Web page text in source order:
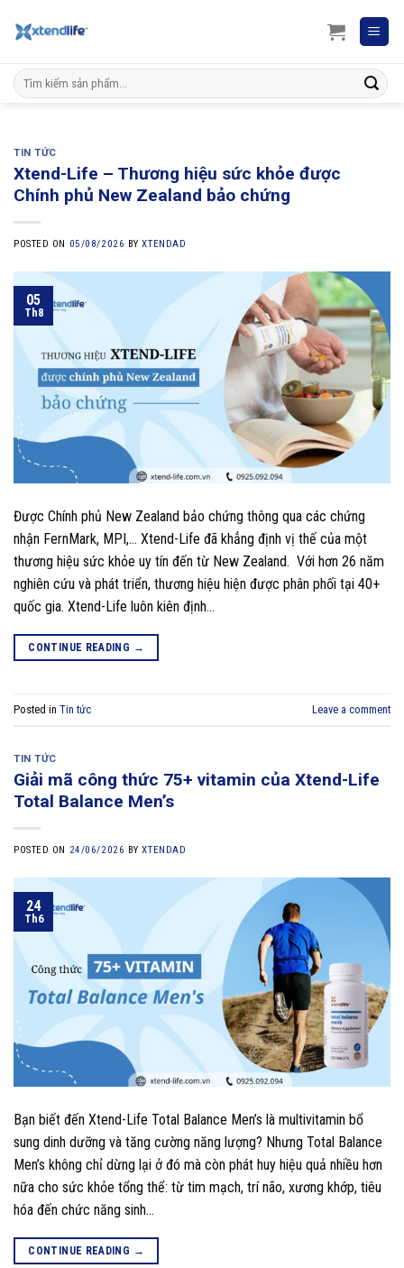
Search
for:
TIN TỨC
Xtend-Life – Thương hiệu sức khỏe được
Chính phủ New Zealand bảo chứng
POSTED ON 05/08/2026 BYXTENDAD
05
Th8
Được Chính phủ New Zealand bảo chứng thông qua các chứng
nhận FernMark, MPI,… Xtend-Life đã khẳng định vị thế của một
thương hiệu sức khỏe uy tín đến từ New Zealand. Với hơn 26 năm
nghiên cứu và phát triển, thương hiệu hiện được phân phối tại 40+
quốc gia. Xtend-Life luôn kiên định…
CONTINUE READING →
Posted in Tin tức Leave a comment
TIN TỨC
Giải mã công thức 75+ vitamin của Xtend-Life
Total Balance Men’s
POSTED ON 24/06/2026 BYXTENDAD
24
Th6
Bạn biết đến Xtend-Life Total Balance Men’s là multivitamin bổ
sung dinh dưỡng và tăng cường năng lượng? Nhưng Total Balance
Men’s không chỉ dừng lại ở đó mà còn phát huy hiệu quả nhiều hơn
nữa cho sức khỏe tổng thể: từ tim mạch, trí não, xương khớp, tiêu
hóa đến chức năng sinh…
CONTINUE READING →